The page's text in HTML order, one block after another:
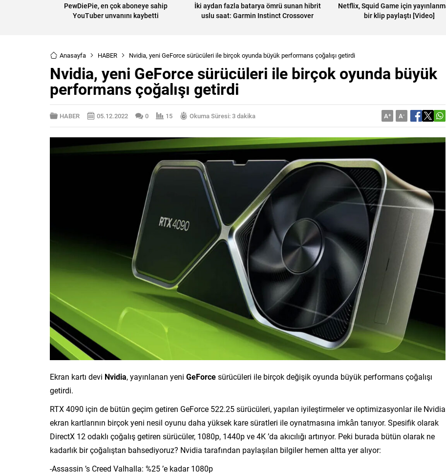
PewDiePie, en çok aboneye sahip
YouTuber unvanını kaybetti
İki aydan fazla batarya ömrü sunan hibrit
uslu saat: Garmin Instinct Crossover
Netflix, Squid Game için
bir klip paylaştı [Video]
Anasayfa HABER Nvidia, yeni GeForce sürücüleri ile birçok oyunda büyük performans çoğalışı getirdi
Nvidia, yeni GeForce sürücüleri ile birçok oyunda büyük
performans çoğalışı getirdi
HABER 05.12.2022 0 15 Okuma Süresi: 3 dakika A+ A-
Ekran kartı devi Nvidia, yayınlanan yeni GeForcesürücüleri ile birçok değişik oyunda büyük performans çoğalışı
getirdi.
RTX 4090 için de bütün geçim getiren GeForce 522.25 sürücüleri, yapılan iyileştirmeler ve optimizasyonlar ile Nvidia
ekran kartlarının birçok yeni nesil oyunu daha yüksek kare süratleri ile oynatmasına imkân tanıyor. Spesifik olarak
DirectX 12 odaklı çoğalış getiren sürücüler, 1080p, 1440p ve 4K ’da akıcılığı artırıyor. Peki burada bütün olarak ne
kadarlık bir çoğalıştan bahsediyoruz? Nvidia tarafından paylaşılan bilgiler hemen altta yer alıyor:
-Assassin ’s Creed Valhalla: %25 ’e kadar 1080p